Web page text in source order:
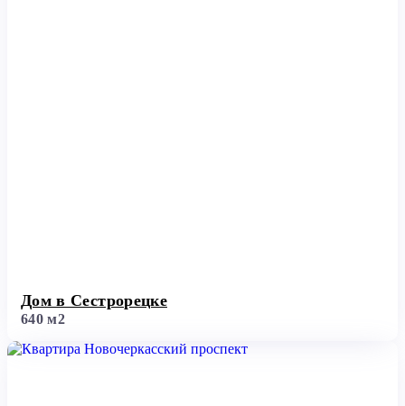
Дом в Сестрорецке
640 м2